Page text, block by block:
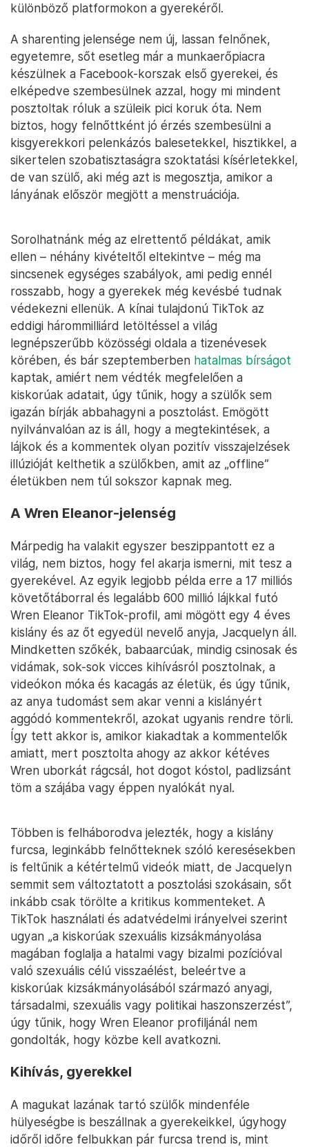
különböző platformokon a gyerekéről.
A sharenting jelensége nem új, lassan felnőnek,
egyetemre, sőt esetleg már a munkaerőpiacra
készülnek a Facebook-korszak első gyerekei, és
elképedve szembesülnek azzal, hogy mi mindent
posztoltak róluk a szüleik pici koruk óta. Nem
biztos, hogy felnőttként jó érzés szembesülni a
kisgyerekkori pelenkázós balesetekkel, hisztikkel, a
sikertelen szobatisztaságra szoktatási kísérletekkel,
de van szülő, aki még azt is megosztja, amikor a
lányának először megjött a menstruációja.
Sorolhatnánk még az elrettentő példákat, amik
ellen – néhány kivételtől eltekintve – még ma
sincsenek egységes szabályok, ami pedig ennél
rosszabb, hogy a gyerekek még kevésbé tudnak
védekezni ellenük. A kínai tulajdonú TikTok az
eddigi hárommilliárd letöltéssel a világ
legnépszerűbb közösségi oldala a tizenévesek
körében, és bár szeptemberben hatalmas bírságot
kaptak, amiért nem védték megfelelően a
kiskorúak adatait, úgy tűnik, hogy a szülők sem
igazán bírják abbahagyni a posztolást. Emögött
nyilvánvalóan az is áll, hogy a megtekintések, a
lájkok és a kommentek olyan pozitív visszajelzések
illúzióját kelthetik a szülőkben, amit az „offline”
életükben nem túl sokszor kapnak meg.
A Wren Eleanor-jelenség
Márpedig ha valakit egyszer beszippantott ez a
világ, nem biztos, hogy fel akarja ismerni, mit tesz a
gyerekével. Az egyik legjobb példa erre a 17 milliós
követőtáborral és legalább 600 millió lájkkal futó
Wren Eleanor TikTok-profil, ami mögött egy 4 éves
kislány és az őt egyedül nevelő anyja, Jacquelyn áll.
Mindketten szőkék, babaarcúak, mindig csinosak és
vidámak, sok-sok vicces kihívásról posztolnak, a
videókon móka és kacagás az életük, és úgy tűnik,
az anya tudomást sem akar venni a kislányért
aggódó kommentekről, azokat ugyanis rendre törli.
Így tett akkor is, amikor kiakadtak a kommentelők
amiatt, mert posztolta ahogy az akkor kétéves
Wren uborkát rágcsál, hot dogot kóstol, padlizsánt
töm a szájába vagy éppen nyalókát nyal.
Többen is felháborodva jelezték, hogy a kislány
furcsa, leginkább felnőtteknek szóló keresésekben
is feltűnik a kétértelmű videók miatt, de Jacquelyn
semmit sem változtatott a posztolási szokásain, sőt
inkább csak törölte a kritikus kommenteket. A
TikTok használati és adatvédelmi irányelvei szerint
ugyan „a kiskorúak szexuális kizsákmányolása
magában foglalja a hatalmi vagy bizalmi pozícióval
való szexuális célú visszaélést, beleértve a
kiskorúak kizsákmányolásából származó anyagi,
társadalmi, szexuális vagy politikai haszonszerzést”,
úgy tűnik, hogy Wren Eleanor profiljánál nem
gondolták, hogy közbe kell avatkozni.
Kihívás, gyerekkel
A magukat lazának tartó szülők mindenféle
hülyeségbe is beszállnak a gyerekeikkel, úgyhogy
időről időre felbukkan pár furcsa trend is, mint